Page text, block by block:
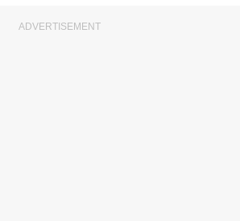
ADVERTISEMENT